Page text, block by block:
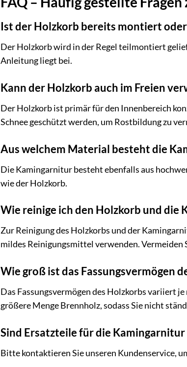
Ist der Holzkorb bereits montiert
Der Holzkorb wird in der Regel teilmontiert
Anleitung liegt bei.
Kann der Holzkorb auch im Freien
Der Holzkorb ist primär für den Innenbereich
Schnee geschützt werden, um Rostbildung zu
Aus welchem Material besteht die
Die Kamingarnitur besteht ebenfalls aus
wie der Holzkorb.
Wie reinige ich den Holzkorb und die
Zur Reinigung des Holzkorbs und der
mildes Reinigungsmittel verwenden. Vermeiden
Wie groß ist das Fassungsvermögen
Das Fassungsvermögen des Holzkorbs variiert
größere Menge Brennholz, sodass Sie nicht
Sind Ersatzteile für die
Bitte kontaktieren Sie unseren Kundenservice,